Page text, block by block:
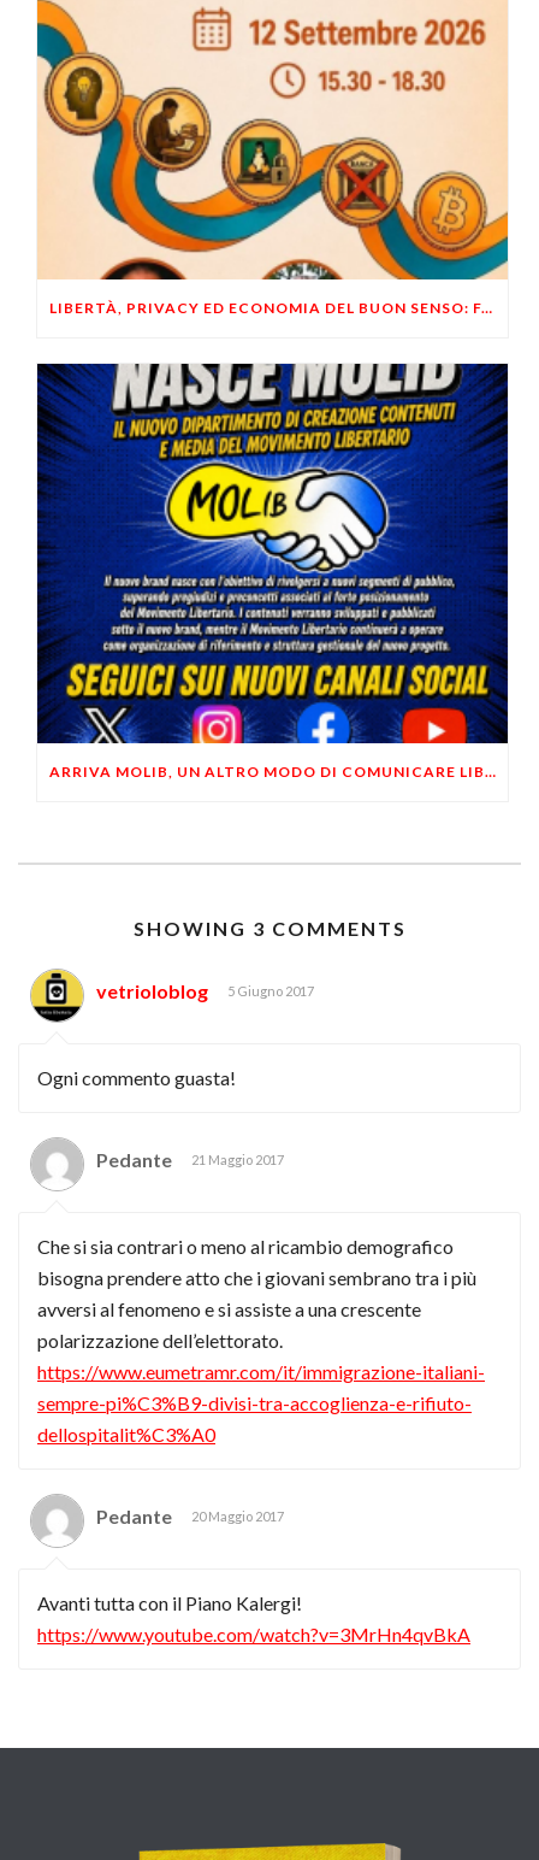
LIBERTÀ, PRIVACY ED ECONOMIA DEL BUON SENSO: FACCO E MUSUMECI A CASALECCHIO DI RENO (BO)
ARRIVA MOLIB, UN ALTRO MODO DI COMUNICARE LIBERTARIO
SHOWING 3 COMMENTS
vetrioloblog 5 Giugno 2017
Ogni commento guasta!
Pedante 21 Maggio 2017
Che si sia contrari o meno al ricambio demografico
bisogna prendere atto che i giovani sembrano tra i più
avversi al fenomeno e si assiste a una crescente
polarizzazione dell’elettorato.
https://www.eumetramr.com/it/immigrazione-italiani-
sempre-pi%C3%B9-divisi-tra-accoglienza-e-rifiuto-
dellospitalit%C3%A0
Pedante 20 Maggio 2017
Avanti tutta con il Piano Kalergi!
https://www.youtube.com/watch?v=3MrHn4qvBkA